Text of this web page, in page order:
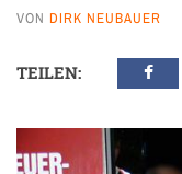
VON DIRK NEUBAUER
TEILEN: